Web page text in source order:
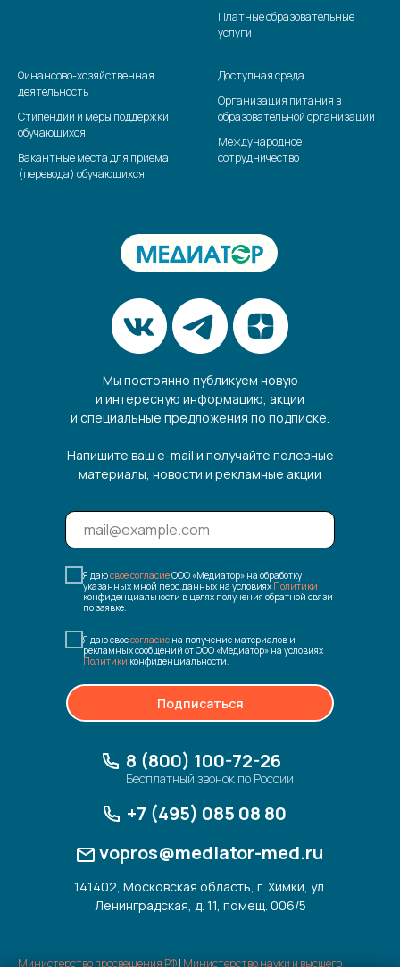
Напишите Ваш контакт для
оперативно ответят на все
вопросы!
Платные образовательные
услуги
Финансово-хозяйственная
деятельность
Стипендии и меры поддержки
обучающихся
Вакантные места для приема
(перевода) обучающихся
Доступная среда
Организация питания в
образовательной организации
Международное
сотрудничество
Мы постоянно публикуем новую
и интересную информацию, акции
и специальные предложения по подписке.
Напишите ваш e-mail и получайте полезные
материалы, новости и рекламные акции
Я даюсвое согласиеООО «Медиатор» на обработку
указанных мной перс.данных на условиях Политики
конфиденциальности в целях получения обратной связи
по заявке.
Я даю своесогласие на получение материалов и
рекламных сообщений от ООО «Медиатор» на условиях
Политики конфиденциальности.
Подписаться
8 (800) 100-72-26
Бесплатный звонок по России
vopros@mediator-med.ru
141402, Московская область, г. Химки, ул.
Ленинградская, д. 11, помещ. 006/5
+7 (495) 085 08 80
Министерство просвещения РФ| Министерство науки и высшего